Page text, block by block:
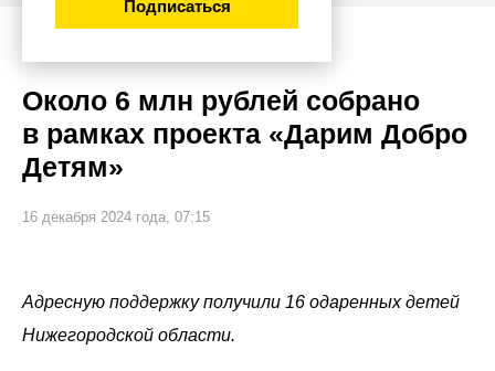
Около 6 млн рублей собрано
в рамках проекта «Дарим Добро
Детям»
16 декабря 2024 года, 07:15
Адресную поддержку получили 16 одаренных детей
Нижегородской области.
Подписаться